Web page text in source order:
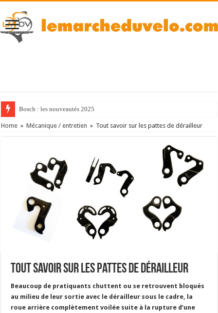
Bosch : les nouveautés 2025
Home » Mécanique / entretien » Tout savoir sur les pattes de dérailleur
Tout savoir sur les pattes de dérailleur
Beaucoup de pratiquants chuttent ou se retrouvent bloqués
au milieu de leur sortie avec le dérailleur sous le cadre, la
roue arrière complètement voilée suite à la rupture d’une